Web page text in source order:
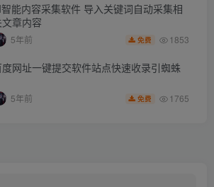
能内容采集软件 导入关键词自动采集相
文章内容
5年前 免费 1853
度网址一键提交软件站点快速收录引蜘蛛
5年前 免费 1765